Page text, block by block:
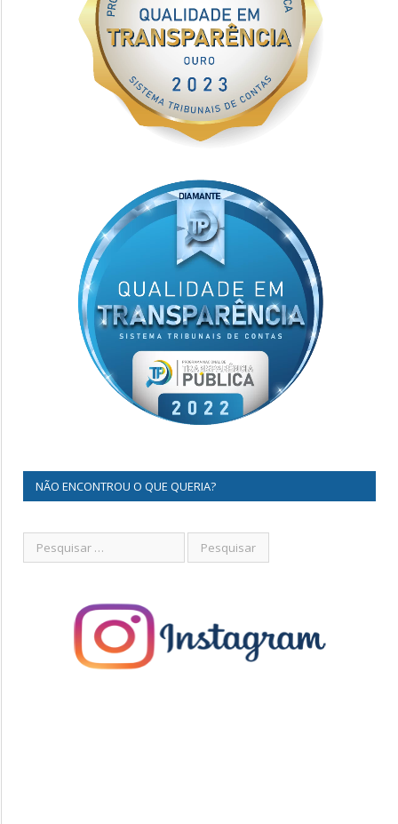
NÃO ENCONTROU O QUE QUERIA?